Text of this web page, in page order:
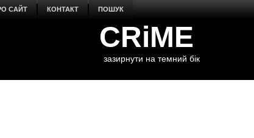
САЙТ КОНТАКТ ПОШУК
CRiME
зазирнути на темний бік